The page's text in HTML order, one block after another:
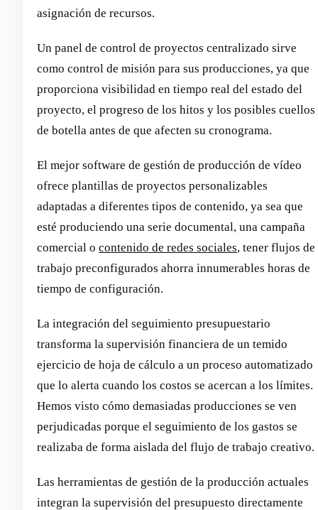
asignación de recursos.
Un panel de control de proyectos centralizado sirve
como control de misión para sus producciones, ya que
proporciona visibilidad en tiempo real del estado del
proyecto, el progreso de los hitos y los posibles cuellos
de botella antes de que afecten su cronograma.
El mejor software de gestión de producción de vídeo
ofrece plantillas de proyectos personalizables
adaptadas a diferentes tipos de contenido, ya sea que
esté produciendo una serie documental, una campaña
comercial o contenido de redes sociales, tener flujos de
trabajo preconfigurados ahorra innumerables horas de
tiempo de configuración.
La integración del seguimiento presupuestario
transforma la supervisión financiera de un temido
ejercicio de hoja de cálculo a un proceso automatizado
que lo alerta cuando los costos se acercan a los límites.
Hemos visto cómo demasiadas producciones se ven
perjudicadas porque el seguimiento de los gastos se
realizaba de forma aislada del flujo de trabajo creativo.
Las herramientas de gestión de la producción actuales
integran la supervisión del presupuesto directamente